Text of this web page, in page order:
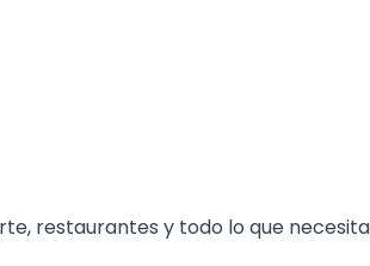
restaurantes y todo lo que